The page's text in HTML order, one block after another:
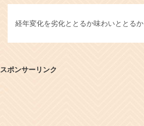
経年変化を劣化ととるか味わいととるか
スポンサーリンク